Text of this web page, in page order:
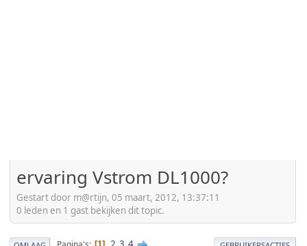
ervaring Vstrom DL1000?
Gestart door m@rtijn, 05 maart, 2012, 13:37:11
0 leden en 1 gast bekijken dit topic.